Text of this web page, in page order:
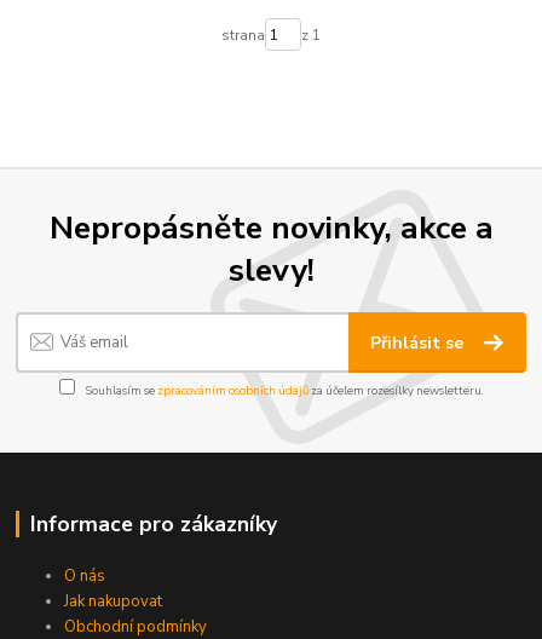
strana z 1
Nepropásněte novinky, akce a
slevy!
Přihlásit se
Souhlasím se zpracováním osobních údajůza účelem rozesílky newsletteru.
Informace pro zákazníky
O nás
Jak nakupovat
Obchodní podmínky